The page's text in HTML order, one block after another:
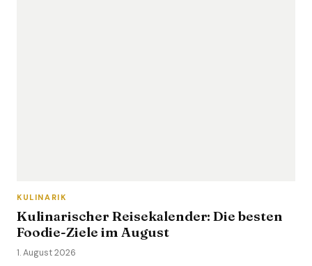
KULINARIK
Kulinarischer Reisekalender: Die besten
Foodie-Ziele im August
1. August 2026